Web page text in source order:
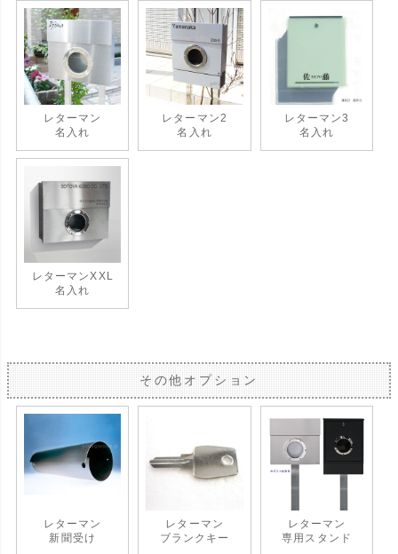
レターマン
名入れ
レターマン2
名入れ
レターマン3
名入れ
レターマンXXL
名入れ
その他オプション
レターマン
新聞受け
レターマン
ブランクキー
レターマン
専用スタンド